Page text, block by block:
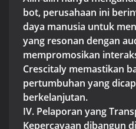
bot, perusahaan ini
daya manusia untuk
yang resonan dengan
mempromosikan
Crescitaly memastikan
pertumbuhan yang
berkelanjutan.
IV. Pelaporan yang
Kepercayaan dibangun